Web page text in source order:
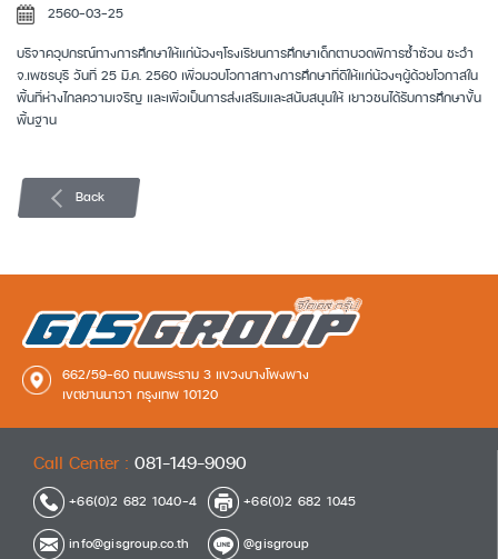
2560-03-25
บริจาคอุปกรณ์ทางการศึกษาให้แก่น้องๆโรงเรียนการศึกษาเด็กตาบอดพิการซ้ำซ้อน ชะอำ
จ.เพชรบุรี วันที่ 25 มี.ค. 2560 เพื่อมอบโอกาสทางการศึกษาที่ดีให้แก่น้องๆผู้ด้อยโอกาสใน
พื้นที่ห่างไกลความเจริญ และเพื่อเป็นการส่งเสริมและสนับสนุนให้ เยาวชนได้รับการศึกษาขั้น
พื้นฐาน
Back
662/59-60 ถนนพระราม 3 แขวงบางโพงพาง
เขตยานนาวา กรุงเทพ 10120
Call Center : 081-149-9090
+66(0)2 682 1040-4
info@gisgroup.co.th
+66(0)2 682 1045
@gisgroup